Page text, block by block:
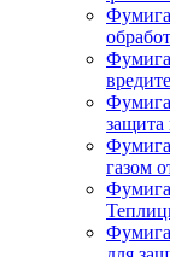
защита
газом